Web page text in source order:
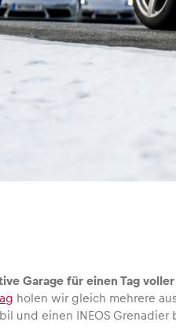
Garage für einen Tag
holen wir gleich mehrere
und einen INEOS Grenadier